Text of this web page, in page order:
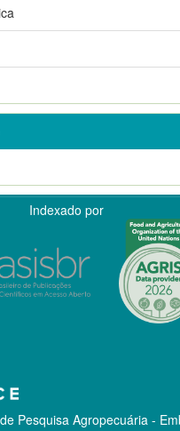
Indexado por
Pesquisa Agropecuária -